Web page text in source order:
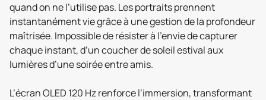
quand on ne l’utilise pas. Les portraits prennent
instantanément vie grâce à une gestion de la profondeur
maîtrisée. Impossible de résister à l’envie de capturer
chaque instant, d’un coucher de soleil estival aux
lumières d’une soirée entre amis.
L’écran OLED 120 Hz renforce l’immersion, transformant